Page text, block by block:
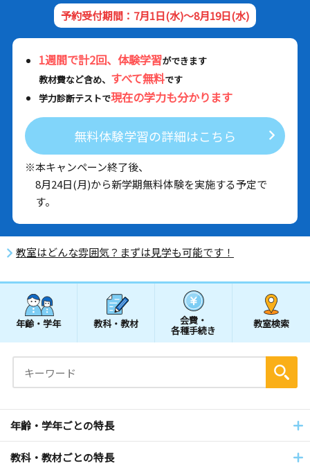
予約受付期間：7月1日(水)～8月19日(水)
1週間で計2回、体験学習ができます
教材費など含め、 すべて無料です
学力診断テストで現在の学力も分かります
無料体験学習の詳細はこちら
※本キャンペーン終了後、
8月24日(月)から新学期無料体験を実施する予定で
す。
教室はどんな雰囲気？まずは見学も可能です！
年齢・学年 教科・教材 会費・
各種手続き
教室検索
年齢・学年ごとの特長
教科・教材ごとの特長